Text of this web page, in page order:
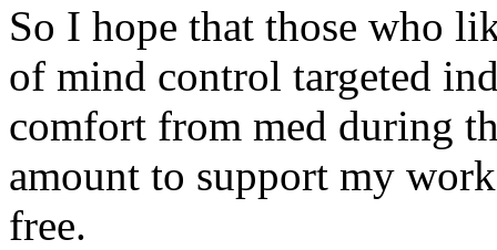
So I hope that those who
of mind control targeted
comfort from med during
amount to support my
free.